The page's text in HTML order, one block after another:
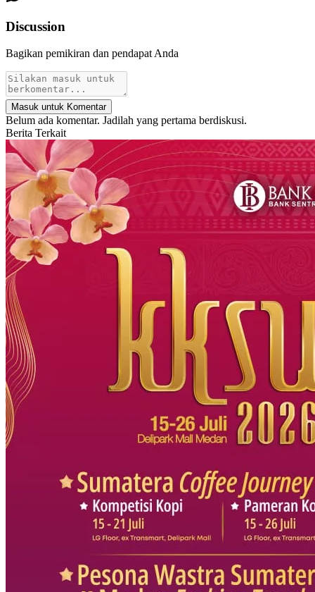
Discussion
Bagikan pemikiran dan pendapat Anda
Masuk untuk Komentar
Belum ada komentar. Jadilah yang pertama berdiskusi.
Berita Terkait